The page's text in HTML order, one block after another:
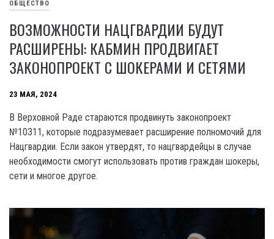
ОБЩЕСТВО
ВОЗМОЖНОСТИ НАЦГВАРДИИ БУДУТ
РАСШИРЕНЫ: КАБМИН ПРОДВИГАЕТ
ЗАКОНОПРОЕКТ С ШОКЕРАМИ И СЕТЯМИ
23 МАЯ, 2024
B Верховной Раде стараются продвинуть законопроект
№10З11, которые подразумевает расширение полномочий для
Нацгвардии. Если закон утвердят, то нацгвардейцы в случае
необходимости смогут использовать против граждан шокеры,
сети и многое другое.